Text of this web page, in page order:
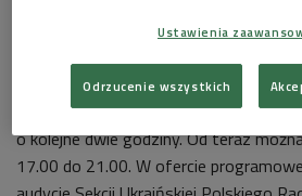
specjalne, autorskie programy Sekcji
Radia dla Zagranicy.
Od wtorku, 17 maja, Polskie Radio
o kolejne dwie godziny. Od teraz
17.00 do 21.00. W ofercie
Ustawienia
Odrzucenie wszystkich